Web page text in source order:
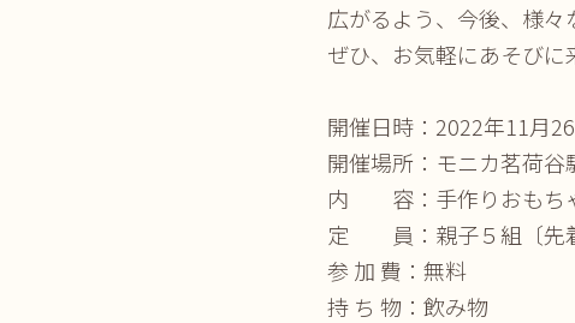
広がるよう、今後、様々
ぜひ、お気軽にあそびに
開催日時：2022年11月
開催場所：モニカ茗荷谷
内 容：手作りおもち
定 員：親子５組〔先着
参 加 費：無料
持 ち 物：飲み物